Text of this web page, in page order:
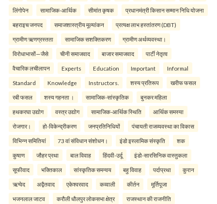
लिंगोपेन सामाजिक-आर्थिक सीमांत कृषक प्रधानमंत्री किसान सम्मान निधि योजना
बहराइच जनपद समाजशास्त्रीय मूल्यांकन प्रत्यक्ष लाभ हस्तांतरण (DBT)
ग्रामीण ऋणग्रस्तता सामाजिक सशक्तिकरण ग्रामीण अर्थव्यवस्था।
विरोधाभासों—जैसे चीनी समाजवाद बाजार समाजवाद पार्टी नेतृत्व
वैचारिक लचीलापन Experts Education Important Informal
Standard Knowledge Instructors. शस्य प्रतिरूप खरीफ फसल
रबी फसल शस्य गहनता । सामाजिक-सांस्कृतिक बुनकर महिला
हथकरघा उद्योग वस्त्र उद्योग सामाजिक-आर्थिक स्थिति आर्थिक समस्या
रोजगार। हो-विकेन्द्रीकरण जनप्रतिनिधियों पंचायती राजव्यवस्था का विकास
विभिन्न समितियां 73 वां संविधान संशोधन। इंडो इस्लामिक संस्कृति शक
कुषाण जौहर प्रथा बाल विवाह हिंदवी-उर्दू इंडो-सारसिनिक वास्तुकला
सूफीवाद भक्तिकाल सांस्कृतिक समन्वय बहु विवाह पर्दाप्रथा कुरान
ऋग्वेद अद्वैतवाद एकेश्वरवाद कव्वाली कीर्तन मूर्तिपूजा
भजनलाल जाटव करौली धौलपुर लोकसभा क्षेत्र राजस्थान की राजनीति